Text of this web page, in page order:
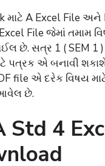
A Excel File અને
File જેમાં તમામ
છે. સત્ર 1 ( SEM
પત્રક એ બનાવી
file એ દરેક વિષય
છે.
Std 4